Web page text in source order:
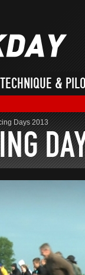
TECHNIQUE &
Days 2013